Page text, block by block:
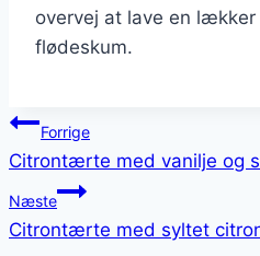
overvej at lave en
flødeskum.
Forrige
Citrontærte med vanilje og
Næste
Citrontærte med syltet